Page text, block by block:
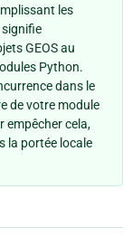
les
signifie
GEOS au
Python.
dans le
de votre module
empêcher cela,
la portée locale